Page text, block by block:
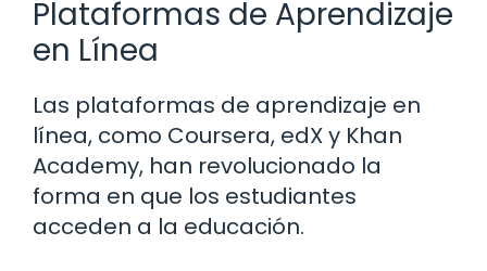
Plataformas de Aprendizaje
en Línea
Las plataformas de aprendizaje en
línea, como Coursera, edX y Khan
Academy, han revolucionado la
forma en que los estudiantes
acceden a la educación.